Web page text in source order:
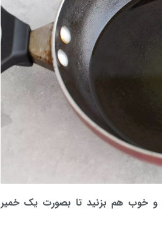
و خوب هم بزنید تا بصورت یک خمیر